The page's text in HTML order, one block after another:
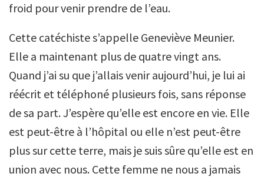
froid pour venir prendre de l’eau.
Cette catéchiste s’appelle Geneviève Meunier.
Elle a maintenant plus de quatre vingt ans.
Quand j’ai su que j’allais venir aujourd’hui, je lui ai
réécrit et téléphoné plusieurs fois, sans réponse
de sa part. J’espère qu’elle est encore en vie. Elle
est peut-être à l’hôpital ou elle n’est peut-être
plus sur cette terre, mais je suis sûre qu’elle est en
union avec nous. Cette femme ne nous a jamais